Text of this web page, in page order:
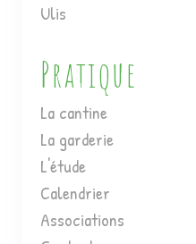
Ulis
Pratique
La cantine
La garderie
L'étude
Calendrier
Associations